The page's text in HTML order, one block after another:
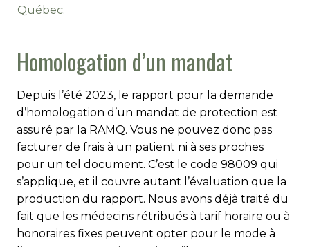
Québec.
Homologation d’un mandat
Depuis l’été 2023, le rapport pour la demande
d’homologation d’un mandat de protection est
assuré par la RAMQ. Vous ne pouvez donc pas
facturer de frais à un patient ni à ses proches
pour un tel document. C’est le code 98009 qui
s’applique, et il couvre autant l’évaluation que la
production du rapport. Nous avons déjà traité du
fait que les médecins rétribués à tarif horaire ou à
honoraires fixes peuvent opter pour le mode à